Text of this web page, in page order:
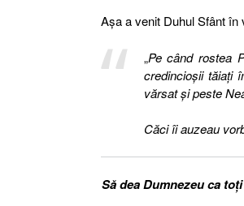
Așa a venit Duhul Sfânt în
„Pe când rostea
credincioşii tăiaţi
vărsat şi peste
Căci îi auzeau
Să dea Dumnezeu ca